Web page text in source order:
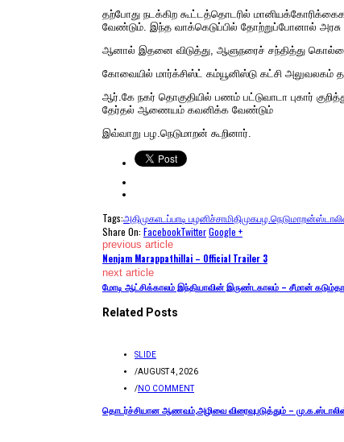
தற்போது நடக்கிற கூட்டத்தொடரில்
வேண்டும். இந்த வாக்கெடுப்பில் தோற்றுப்போனால்
ஆனால் இதனை விடுத்து, ஆளுநரைச் சந்தித்து
கோவையில் மார்க்சிஸ்ட் கம்யூனிஸ்டு கட்சி அலுவலகம்
ஆர்.கே நகர் தொகுதியில் பணம் பட்டுவாடா புகார்
தேர்தல் ஆணையம் கவனிக்க வேண்டும்
இவ்வாறு பழ.நெடுமாறன் கூறினார்.
Tags:அதிமுகஎடப்பாடி பழனிச்சாமிதிமுகபழ.நெடுமாறன்
Share On: FacebookTwitterGoogle +
previous article
Nenjam Marappathillai – Official Trailer 3
next article
மோடி ஆட்சிக்காலம் இந்தியாவின் இருண்டகாலம் – சீமான்
Related Posts
SLIDE
/AUGUST 4, 2026
/NO COMMENT
தொடர்ச்சியான ஆணவம்,அழிவை விரைவுபடுத்தும் –